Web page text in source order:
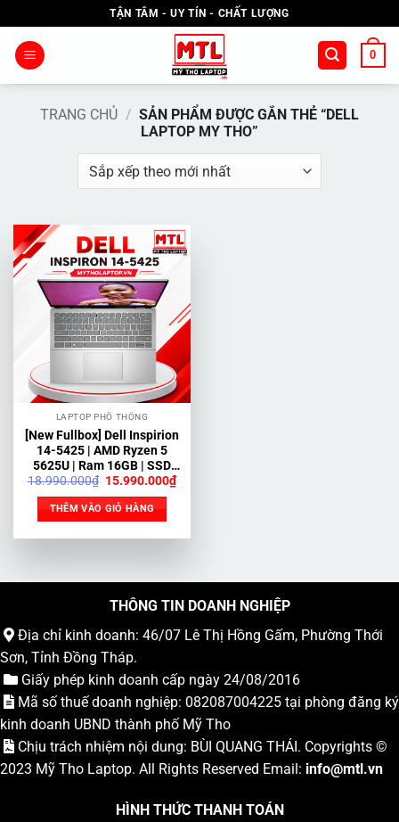
qua
nội
TẬN TÂM - UY TÍN - CHẤT LƯỢNG
0
TRANG CHỦ / SẢN PHẨM ĐƯỢC GẮN THẺ “DELL
LAPTOP MY THO”
LAPTOP PHỔ THÔNG
[New Fullbox] Dell Inspirion
14-5425 | AMD Ryzen 5
5625U | Ram 16GB | SSD
512GB | 14 inch 2K
18.990.000₫ Giá
là:
18.990.000₫.
15.990.000₫Giá
hiện
THÊM VÀO GIỎ HÀNG
THÔNG TIN DOANH NGHIỆP
Địa chỉ kinh doanh: 46/07 Lê Thị Hồng Gấm, Phường Thới
Sơn, Tỉnh Đồng Tháp.
Giấy phép kinh doanh cấp ngày 24/08/2016
Mã số thuế doanh nghiệp: 082087004225 tại phòng đăng ký
kinh doanh UBND thành phố Mỹ Tho
Chịu trách nhiệm nội dung: BÙI QUANG THÁI. Copyrights ©
2023 Mỹ Tho Laptop. All Rights Reserved Email: info@mtl.vn
HÌNH THỨC THANH TOÁN